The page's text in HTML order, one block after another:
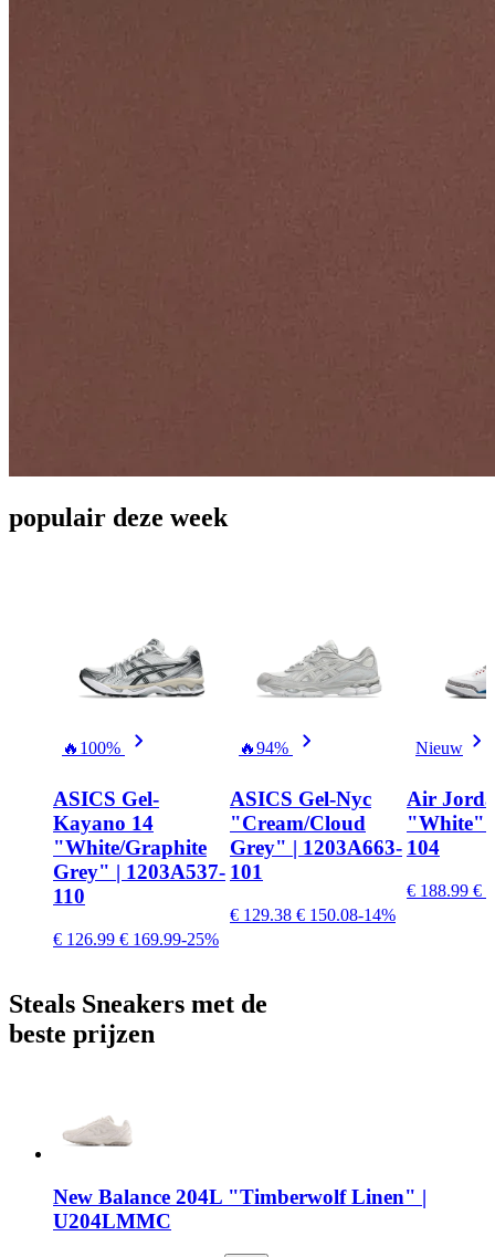
populair deze week
🔥 100%
ASICS Gel-
Kayano 14
"White/Graphite
Grey" | 1203A537-
110
€ 126.99 € 169.99-25%
🔥94%
ASICS Gel-Nyc
"Cream/Cloud
Grey" | 1203A663-
101
€ 129.38 € 150.08-14%
Nieuw
Air
"White"
104
€ 188.99 €
Steals Sneakers met de
beste prijzen
New Balance 204L "Timberwolf Linen" |
U204LMMC